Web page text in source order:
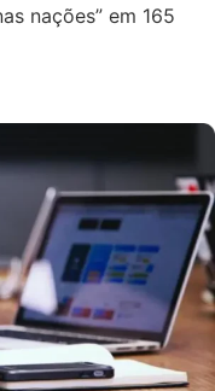
nações” em 165